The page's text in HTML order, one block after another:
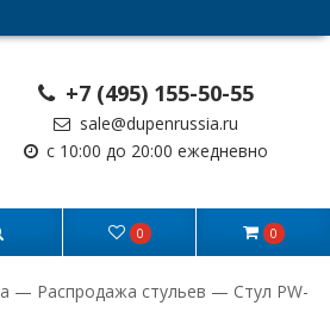
+7 (495) 155-50-55
sale@dupenrussia.ru
с 10:00 до 20:00 ежедневно
0 0
— Распродажа стульев — Стул PW-